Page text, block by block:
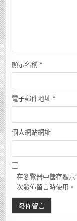
顯示名稱 *
電子郵件地址 *
個人網站網址
在瀏覽器中儲存顯
次發佈留言時使用。